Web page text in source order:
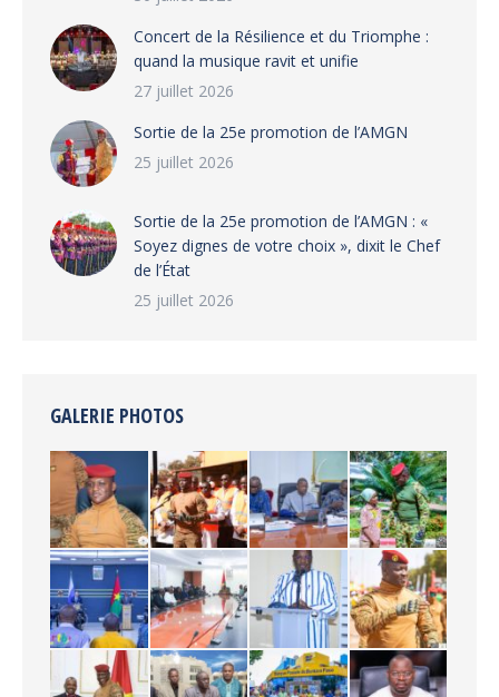
‎​Concert de la Résilience et du Triomphe :
quand la musique ravit et unifie
27 juillet 2026
‎Sortie de la 25e promotion de l’AMGN
25 juillet 2026
‎Sortie de la 25e promotion de l’AMGN : «
Soyez dignes de votre choix », dixit le Chef
de l’État
25 juillet 2026
GALERIE PHOTOS